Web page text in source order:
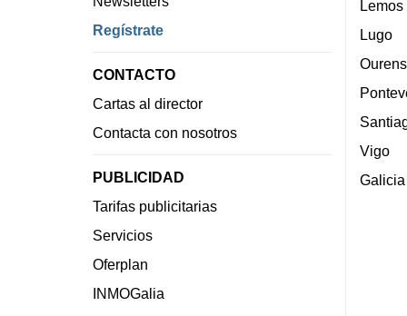
Regístrate
CONTACTO
Cartas al director
Contacta con nosotros
PUBLICIDAD
Tarifas publicitarias
Servicios
Oferplan
INMOGalia
Lemos
Lugo
Vigo